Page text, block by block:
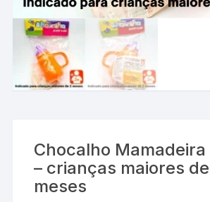
Chocalho
– crianças maiores
meses